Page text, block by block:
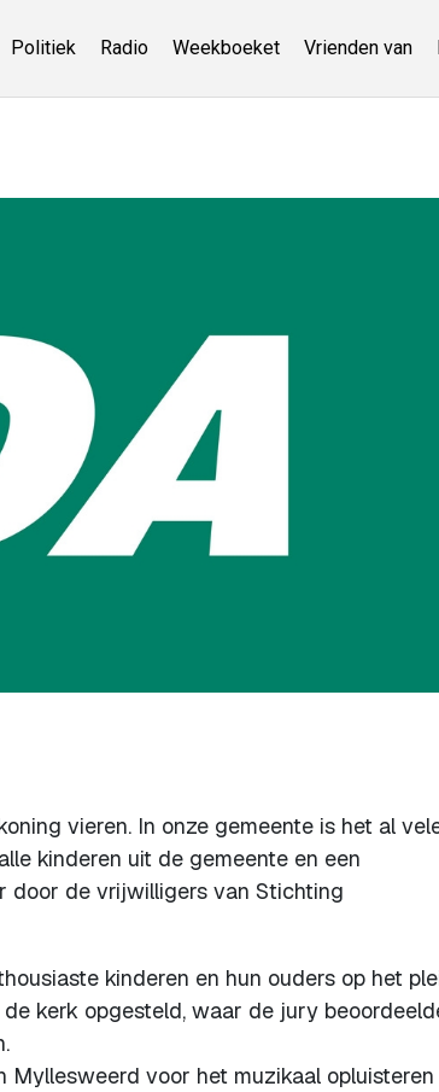
Politiek Radio Weekboeket Vrienden van
vieren. In onze gemeente is het al
kinderen uit de gemeente en een
door de vrijwilligers van Stichting
kinderen en hun ouders op het
kerk opgesteld, waar de jury
Myllesweerd voor het muzikaal opluisteren